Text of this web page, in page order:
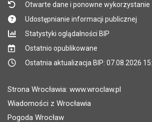
Otwarte dane i ponowne wykorzystanie
Udostępnianie informacji publicznej
Statystyki oglądalności BIP
Ostatnio opublikowane
Ostatnia aktualizacja BIP: 07.08.2026
Strona Wrocławia: www.wroclaw.pl
Wiadomości z Wrocławia
Pogoda Wrocław